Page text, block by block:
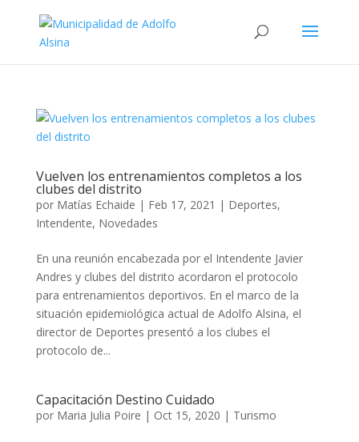
Vuelven los entrenamientos completos a los
clubes del distrito
por Matías Echaide | Feb 17, 2021 | Deportes,
Intendente, Novedades
En una reunión encabezada por el Intendente Javier
Andres y clubes del distrito acordaron el protocolo
para entrenamientos deportivos. En el marco de la
situación epidemiológica actual de Adolfo Alsina, el
director de Deportes presentó a los clubes el
protocolo de...
Capacitación Destino Cuidado
por Maria Julia Poire | Oct 15, 2020 | Turismo